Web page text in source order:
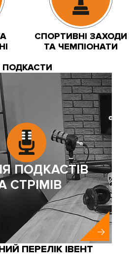
СПОРТИВНІ ЗАХОДИ
ТА ЧЕМПІОНАТИ
ПОДКАСТИ
ПОДКАСТІВ
СТРІМІВ
ПЕРЕЛІК ІВЕНТ